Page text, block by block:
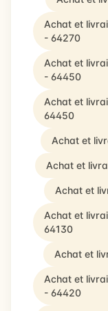
Achat et
- 64270
Achat et
- 64450
Achat et
64450
Achat et
Achat et
Achat et
Achat et
64130
Achat et
Achat et
- 64420